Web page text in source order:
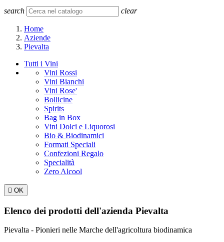
search clear
Home
Aziende
Pievalta
Tutti i Vini
Vini Rossi
Vini Bianchi
Vini Rose'
Bollicine
Spirits
Bag in Box
Vini Dolci e Liquorosi
Bio & Biodinamici
Formati Speciali
Confezioni Regalo
Specialità
Zero Alcool
 OK
Elenco dei prodotti dell'azienda Pievalta
Pievalta - Pionieri nelle Marche dell'agricoltura biodinamica